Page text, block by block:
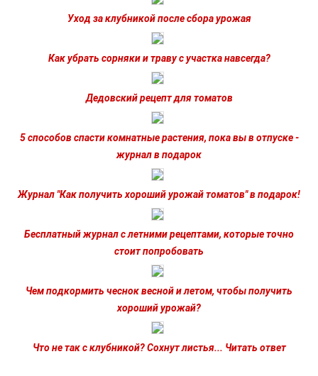
Уход за клубникой после сбора урожая
Как убрать сорняки и траву с участка навсегда?
Дедовский рецепт для томатов
5 способов спасти комнатные растения, пока вы в отпуске -
журнал в подарок
Журнал "Как получить хороший урожай томатов" в подарок!
Бесплатный журнал с летними рецептами, которые точно
стоит попробовать
Чем подкормить чеснок весной и летом, чтобы получить
хороший урожай?
Что не так с клубникой? Сохнут листья... Читать ответ